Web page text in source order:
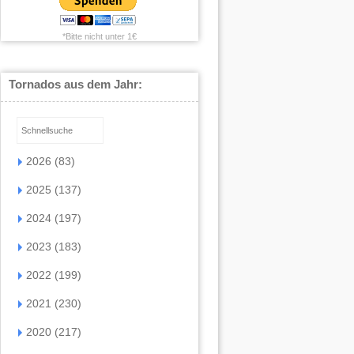
*Bitte nicht unter 1€
Tornados aus dem Jahr:
2026 (83)
2025 (137)
2024 (197)
2023 (183)
2022 (199)
2021 (230)
2020 (217)